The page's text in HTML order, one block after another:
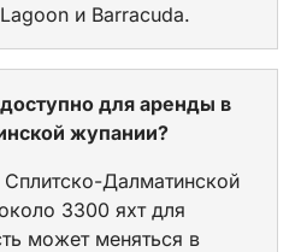
и Barracuda.
для аренды в
жупании?
Далматинской
3300 яхт для
может меняться в